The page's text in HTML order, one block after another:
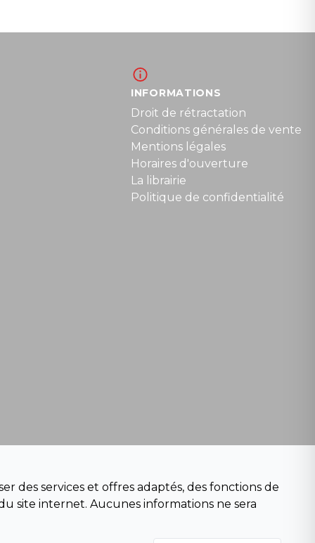
INFORMATIONS
Droit de rétractation
Conditions générales de vente
Mentions légales
Horaires d'ouverture
La librairie
Politique de confidentialité
des services et offres adaptés, des fonctions de
site internet. Aucunes informations ne sera